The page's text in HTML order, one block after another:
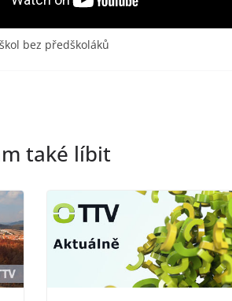
bez předškoláků
také líbit